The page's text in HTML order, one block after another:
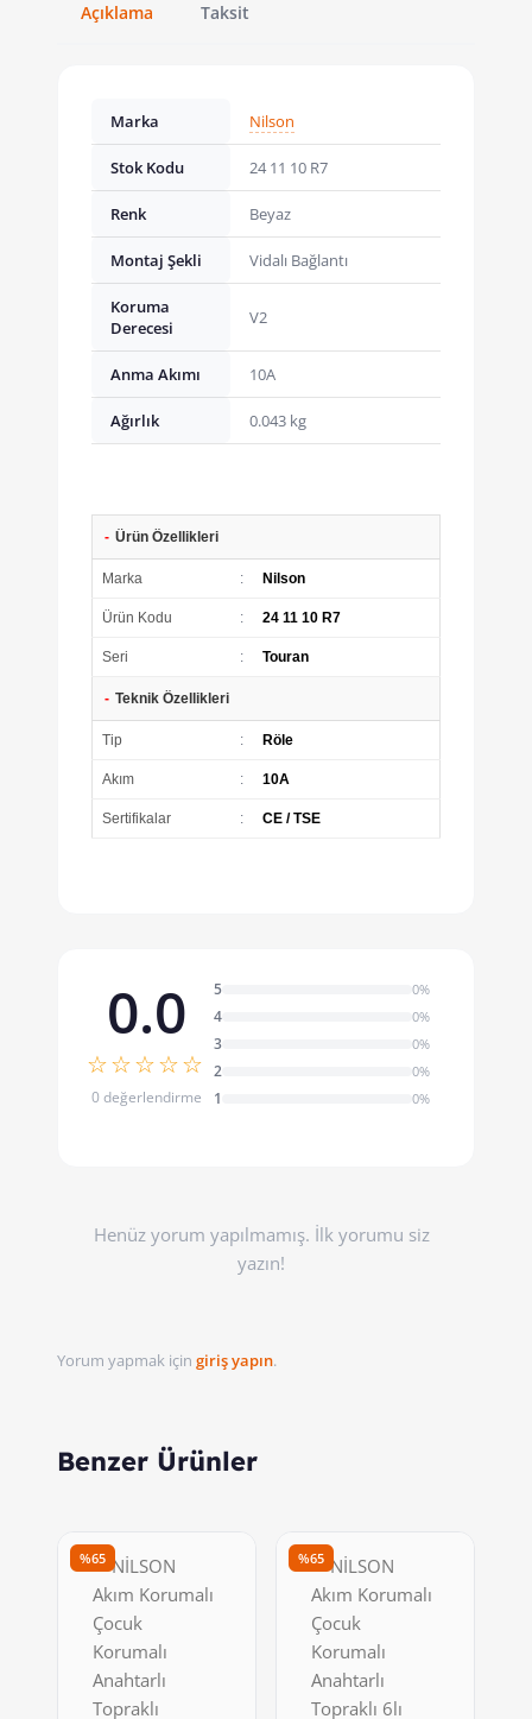
Açıklama Taksit
Marka Nilson
Stok Kodu 24 11 10 R7
Renk Beyaz
Montaj Şekli Vidalı Bağlantı
Koruma
Derecesi
V2
Anma Akımı 10A
Ağırlık 0.043 kg
- Ürün Özellikleri
Marka : Nilson
Ürün Kodu : 24 11 10 R7
Seri : Touran
- Teknik Özellikleri
Tip : Röle
Akım : 10A
Sertifikalar : CE / TSE
0.0
☆☆☆☆☆
0 değerlendirme
5 0%
4 0%
3 0%
2 0%
1 0%
Henüz yorum yapılmamış. İlk yorumu siz
yazın!
Yorum yapmak için giriş yapın.
Benzer Ürünler
%65 %65